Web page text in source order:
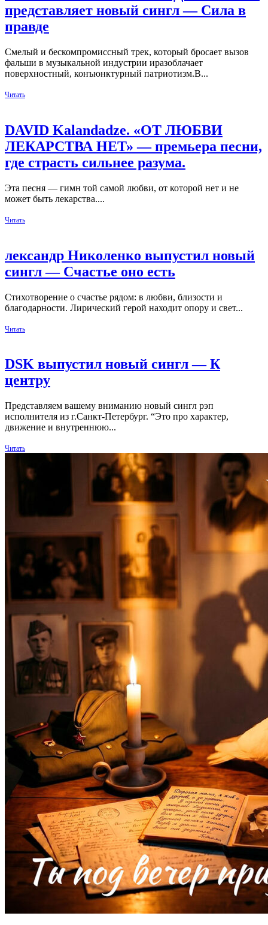
представляет новый сингл — Сила в
правде
Cмелый и бескомпромиссный трек, который бросает вызов
фальши в музыкальной индустрии иразоблачает
поверхностный, конъюнктурный патриотизм.В...
Читать
DAVID Kalandadze. «ОТ ЛЮБВИ
ЛЕКАРСТВА НЕТ» — премьера песни,
где страсть сильнее разума.
Эта песня — гимн той самой любви, от которой нет и не
может быть лекарства....
Читать
лександр Николенко выпустил новый
сингл — Счастье оно есть
Стихотворение о счастье рядом: в любви, близости и
благодарности. Лирический герой находит опору и свет...
Читать
DSK выпустил новый сингл — К
центру
Представляем вашему вниманию новый сингл рэп
исполнителя из г.Санкт-Петербург. “Это про характер,
движение и внутреннюю...
Читать